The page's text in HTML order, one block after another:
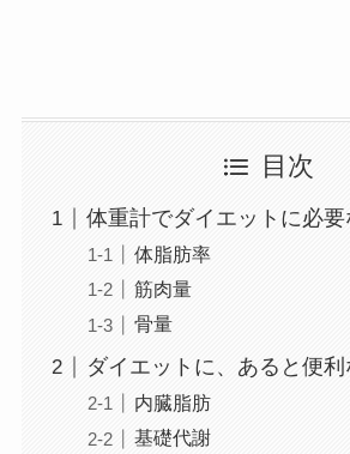
目次
体重計でダイエットに必要
体脂肪率
筋肉量
骨量
ダイエットに、あると便
内臓脂肪
基礎代謝